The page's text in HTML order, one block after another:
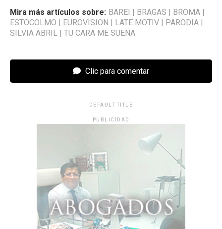
Mira más artículos sobre: BAREI | BRAGAS | BROMA |
ESTOCOLMO | EUROVISION | LATE MOTIV | PARODIA |
SILVIA ABRIL | TU CARA ME SUENA
Clic para comentar
DEFAULT TITLE
PUBLICIDAD